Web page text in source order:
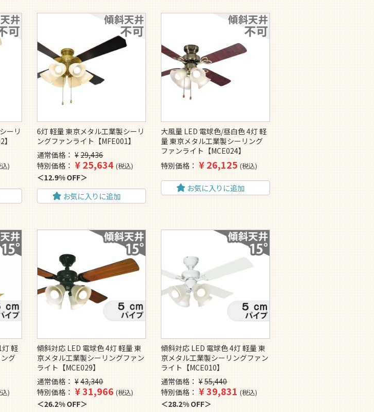
ーリ
6灯 軽量 東京メタル工業製シーリ
ングファンライト【MFE001】
通常価格
¥ 29,436
特別価格
¥25,634 税込
12.9% OFF
お気に入りに追加
大風量 LED 電球色/昼白色 4灯 軽
量 東京メタル工業製シーリング
ファンライト【MCE024】
特別価格
¥26,125 税込
お気に入りに追加
軽
グ
傾斜対応 LED 電球色 4灯 軽量 東
京メタル工業製シーリングファン
ライト【MCE029】
通常価格
¥ 43,340
特別価格
¥31,966 税込
26.2% OFF
傾斜対応 LED 電球色 4灯 軽量 東
京メタル工業製シーリングファン
ライト【MCE010】
通常価格
¥ 55,440
特別価格
¥39,831 税込
28.2% OFF